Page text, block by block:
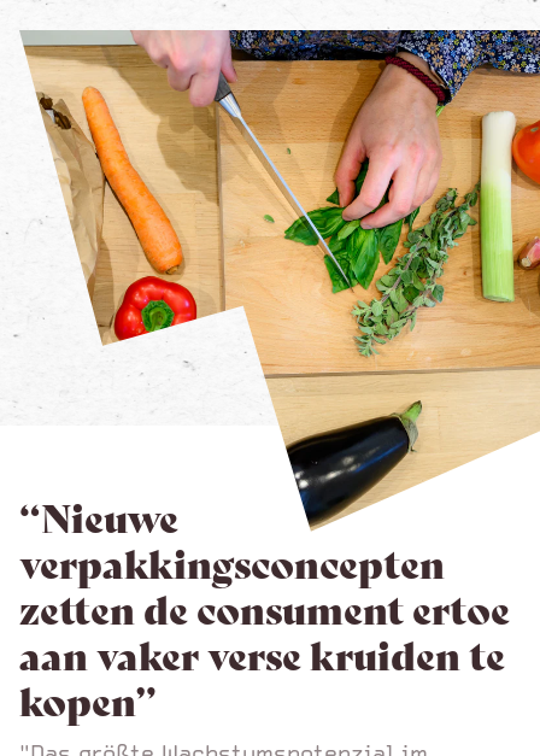
“Nieuwe
verpakkingsconcepten
zetten de consument ertoe
aan vaker verse kruiden te
kopen”